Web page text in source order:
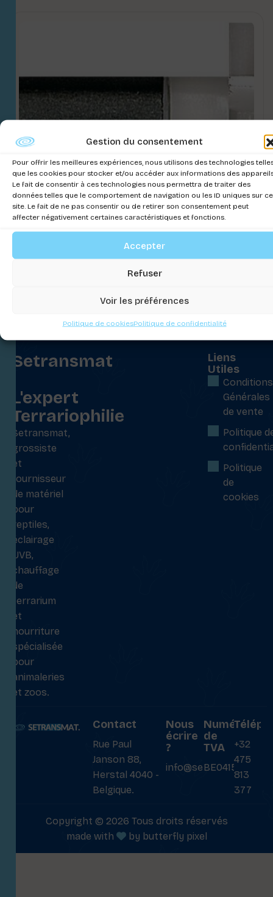
Gestion du consentement
Pour offrir les meilleures expériences, nous utilisons des technologies
que les cookies pour stocker et/ou accéder aux informations des
Le fait de consentir à ces technologies nous permettra de traiter des
données telles que le comportement de navigation ou les ID uniques sur ce
site. Le fait de ne pas consentir ou de retirer son consentement peut
affecter négativement certaines caractéristiques et fonctions.
Accepter
Refuser
Voir les préférences
Politique de cookiesPolitique de confidentialité
COURONNE MOBILE STREAM
Connectez-vous pour voir les prix
Setransmat
L'expert
Terrariophilie
Setransmat,
grossiste
et
fournisseur
de matériel
pour
reptiles,
éclairage
UVB,
chauffage
de
terrarium
et
nourriture
spécialisée
pour
animaleries
et zoos.
Liens
Utiles
Conditions
Générales
de vente
Politique
Politique
de
cookies
Contact
Rue Paul
Janson 88,
Herstal 4040 -
Belgique.
Nous
écrire
?
info@setransmat.com
Numéro
de
TVA
BE0415027069
+32
475
813
377
Copyright © 2026 Tous droits réservés
made with
by butterfly pixel